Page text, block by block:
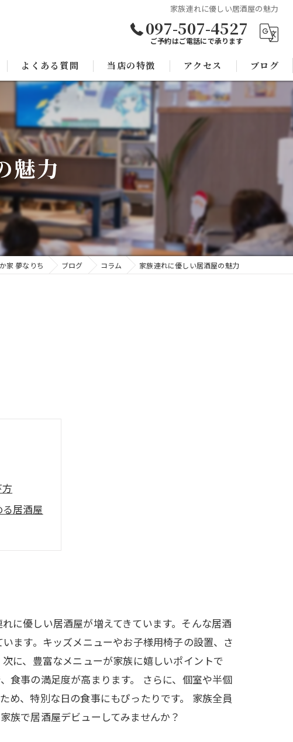
家族連れに優しい居酒屋の魅力
097-507-4527
ご予約はご電話にで承ります
よくある質問 当店の特徴
焼き鳥
宴会
子連れ
スポーツ観戦
モツ鍋
アクセス ブログ
コラム
魅力
家 夢なりち ブログ コラム 家族連れに優しい居酒屋の魅力
居酒屋
ド
こだ！
に優しい居酒屋が増えてきています。そんな居酒
ます。キッズメニューやお子様用椅子の設置、さ
に、豊富なメニューが家族に嬉しいポイントで
食事の満足度が高まります。 さらに、個室や半個
め、特別な日の食事にもぴったりです。 家族全員
族で居酒屋デビューしてみませんか？